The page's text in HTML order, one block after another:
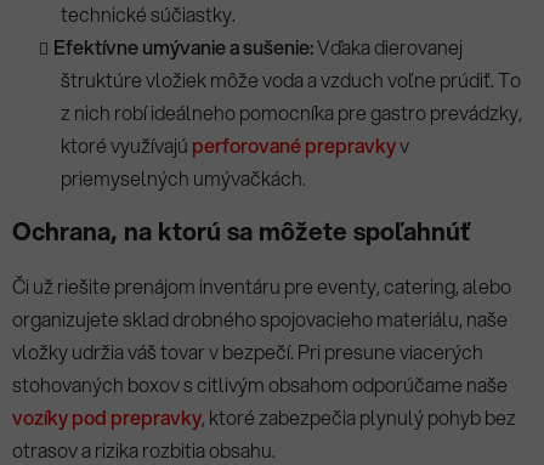
technické súčiastky.
Efektívne umývanie a sušenie:Vďaka dierovanej
štruktúre vložiek môže voda a vzduch voľne prúdiť. To
z nich robí ideálneho pomocníka pre gastro prevádzky,
ktoré využívajú perforované prepravkyv
priemyselných umývačkách.
Ochrana, na ktorú sa môžete spoľahnúť
Či už riešite prenájom inventáru pre eventy, catering, alebo
organizujete sklad drobného spojovacieho materiálu, naše
vložky udržia váš tovar v bezpečí. Pri presune viacerých
stohovaných boxov s citlivým obsahom odporúčame naše
vozíky pod prepravky, ktoré zabezpečia plynulý pohyb bez
otrasov a rizika rozbitia obsahu.